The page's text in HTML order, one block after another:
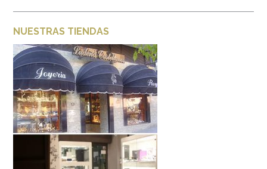
NUESTRAS TIENDAS